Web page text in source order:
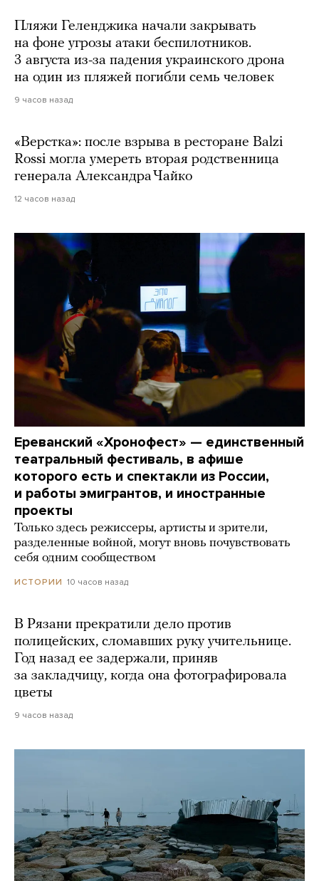
Пляжи Геленджика начали закрывать
на фоне угрозы атаки беспилотников.
3 августа из-за падения украинского дрона
на один из пляжей погибли семь человек
9 часов назад
«Верстка»: после взрыва в ресторане Balzi
Rossi могла умереть вторая родственница
генерала Александра Чайко
12 часов назад
Ереванский «Хронофест» — единственный
театральный фестиваль, в афише
которого есть и спектакли из России,
и работы эмигрантов, и иностранные
проекты
Только здесь режиссеры, артисты и зрители,
разделенные войной, могут вновь почувствовать
себя одним сообществом
ИСТОРИИ 10 часов назад
В Рязани прекратили дело против
полицейских, сломавших руку учительнице.
Год назад ее задержали, приняв
за закладчицу, когда она фотографировала
цветы
9 часов назад